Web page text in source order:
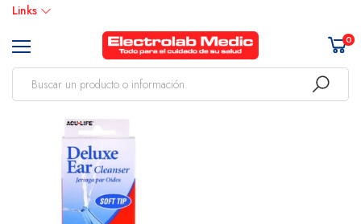
Links
0